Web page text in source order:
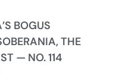
BOGUS
THE
— NO. 114